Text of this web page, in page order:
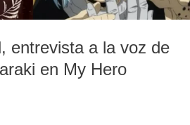
entrevista a la voz de
en My Hero